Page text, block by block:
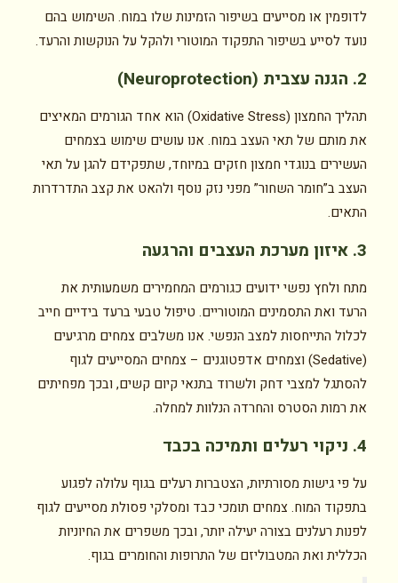
לדופמין או מסייעים בשיפור הזמינות שלו במוח. השימוש בהם
נועד לסייע בשיפור התפקוד המוטורי ולהקל על הנוקשות והרעד.
2. הגנה עצבית (Neuroprotection)
תהליך החמצון (Oxidative Stress) הוא אחד הגורמים המאיצים
את מותם של תאי העצב במוח. אנו עושים שימוש בצמחים
העשירים בנוגדי חמצון חזקים במיוחד, שתפקידם להגן על תאי
העצב ב”חומר השחור” מפני נזק נוסף ולהאט את קצב התדרדרות
התאים.
3. איזון מערכת העצבים והרגעה
מתח ולחץ נפשי ידועים כגורמים המחמירים משמעותית את
הרעד ואת התסמינים המוטוריים. טיפול טבעי ברעד בידיים חייב
לכלול התייחסות למצב הנפשי. אנו משלבים צמחים מרגיעים
(Sedative) וצמחים אדפטוגנים – צמחים המסייעים לגוף
להסתגל למצבי דחק ולשרוד בתנאי קיום קשים, ובכך מפחיתים
את רמות הסטרס והחרדה הנלוות למחלה.
4. ניקוי רעלים ותמיכה בכבד
על פי גישות מסורתיות, הצטברות רעלים בגוף עלולה לפגוע
בתפקוד המוח. צמחים תומכי כבד ומסלקי פסולת מסייעים לגוף
לפנות רעלנים בצורה יעילה יותר, ובכך משפרים את החיוניות
הכללית ואת המטבוליזם של התרופות והחומרים בגוף.